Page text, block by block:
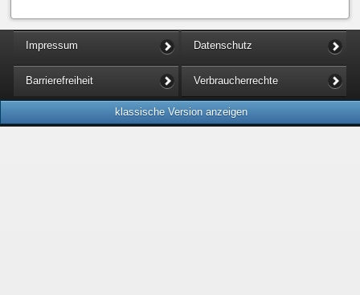
Impressum Datenschutz
Barrierefreiheit Verbraucherrechte
klassische Version anzeigen